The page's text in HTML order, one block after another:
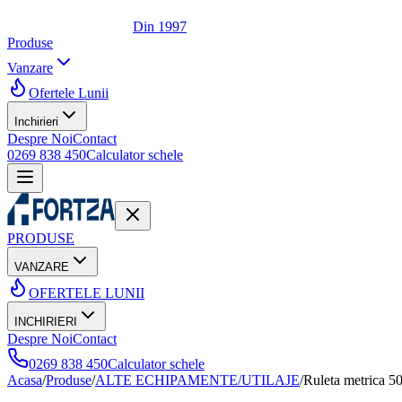
Din 1997
Produse
Vanzare
Ofertele Lunii
Inchirieri
Despre NoiContact
0269 838 450Calculator schele
PRODUSE
VANZARE
OFERTELE LUNII
INCHIRIERI
Despre NoiContact
0269 838 450Calculator schele
Acasa/Produse/ALTE ECHIPAMENTE/UTILAJE/Ruleta metrica